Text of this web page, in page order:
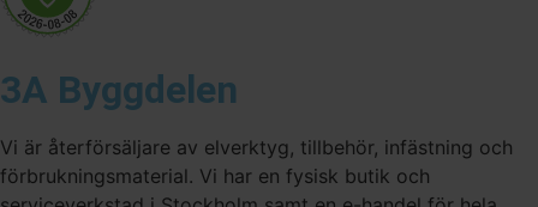
3A Byggdelen
Vi är återförsäljare av elverktyg, tillbehör, infästning och
förbrukningsmaterial. Vi har en fysisk butik och